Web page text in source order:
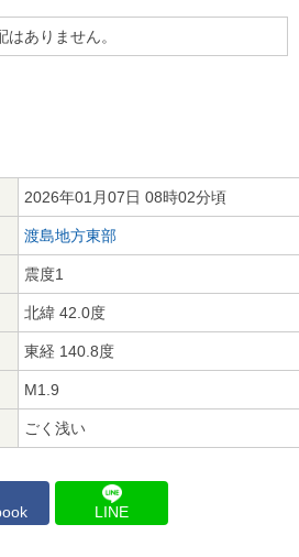
ありません。
2026年01月07日 08時02分頃
渡島地方東部
震度1
北緯 42.0度
東経 140.8度
M1.9
ごく浅い
LINE